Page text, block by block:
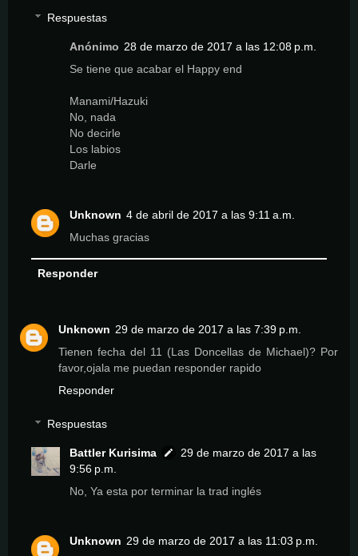
Respuestas
Anónimo 28 de marzo de 2017 a las 12:08 p.m.
Se tiene que acabar el Happy end
Manami/Hazuki
No, nada
No decirle
Los labios
Darle
Unknown 4 de abril de 2017 a las 9:11 a.m.
Muchas gracias
Responder
Unknown 29 de marzo de 2017 a las 7:39 p.m.
Tienen fecha del 11 (Las Doncellas de Michael)? Por
favor,ojala me puedan responder rapido
Responder
Respuestas
Battler Kurisima
29 de marzo de 2017 a las
9:56 p.m.
No, Ya esta por terminar la trad inglés
Unknown 29 de marzo de 2017 a las 11:03 p.m.